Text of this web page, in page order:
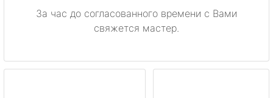
За час до согласованного времени с Вами
свяжется мастер.